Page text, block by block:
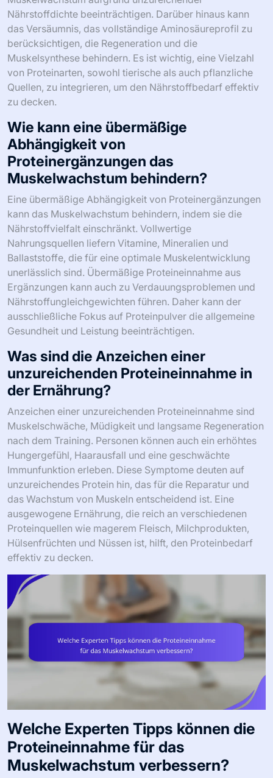
Nährstoffdichte beeinträchtigen. Darüber hinaus kann
das Versäumnis, das vollständige Aminosäureprofil zu
berücksichtigen, die Regeneration und die
Muskelsynthese behindern. Es ist wichtig, eine Vielzahl
von Proteinarten, sowohl tierische als auch pflanzliche
Quellen, zu integrieren, um den Nährstoffbedarf effektiv
zu decken.
Wie kann eine übermäßige
Abhängigkeit von
Proteinergänzungen das
Muskelwachstum behindern?
Eine übermäßige Abhängigkeit von Proteinergänzungen
kann das Muskelwachstum behindern, indem sie die
Nährstoffvielfalt einschränkt. Vollwertige
Nahrungsquellen liefern Vitamine, Mineralien und
Ballaststoffe, die für eine optimale Muskelentwicklung
unerlässlich sind. Übermäßige Proteineinnahme aus
Ergänzungen kann auch zu Verdauungsproblemen und
Nährstoffungleichgewichten führen. Daher kann der
ausschließliche Fokus auf Proteinpulver die allgemeine
Gesundheit und Leistung beeinträchtigen.
Was sind die Anzeichen einer
unzureichenden Proteineinnahme in
der Ernährung?
Anzeichen einer unzureichenden Proteineinnahme sind
Muskelschwäche, Müdigkeit und langsame Regeneration
nach dem Training. Personen können auch ein erhöhtes
Hungergefühl, Haarausfall und eine geschwächte
Immunfunktion erleben. Diese Symptome deuten auf
unzureichendes Protein hin, das für die Reparatur und
das Wachstum von Muskeln entscheidend ist. Eine
ausgewogene Ernährung, die reich an verschiedenen
Proteinquellen wie magerem Fleisch, Milchprodukten,
Hülsenfrüchten und Nüssen ist, hilft, den Proteinbedarf
effektiv zu decken.
Welche Experten Tipps können die
Proteineinnahme für das
Muskelwachstum verbessern?